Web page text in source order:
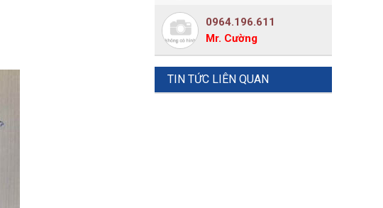
0964.196.611
Mr. Cường
TIN TỨC LIÊN QUAN